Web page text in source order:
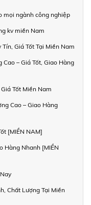
mọi ngành công nghiệp
kv miền Nam
Giá Tốt Tại Miền Nam
– Giá Tốt, Giao Hàng
Tốt Miền Nam
Cao – Giao Hàng
[MIỀN NAM]
Hàng Nhanh [MIỀN
Chất Lượng Tại Miền